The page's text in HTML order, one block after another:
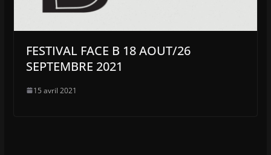
FESTIVAL FACE B 18 AOUT/26
SEPTEMBRE 2021
15 avril 2021